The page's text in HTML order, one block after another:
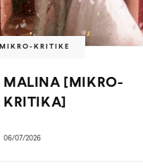
MIKRO-KRITIKE
MALINA [MIKRO-
KRITIKA]
06/07/2026